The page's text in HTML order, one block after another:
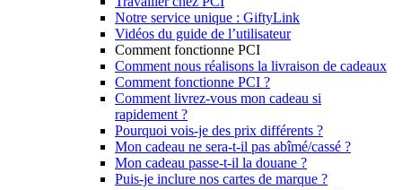
Notre service unique : GiftyLink
Vidéos du guide de l’utilisateur
Comment fonctionne PCI
Comment nous réalisons la livraison de cadeaux
Comment fonctionne PCI ?
Comment livrez-vous mon cadeau si
rapidement ?
Pourquoi vois-je des prix différents ?
Mon cadeau ne sera-t-il pas abîmé/cassé ?
Mon cadeau passe-t-il la douane ?
Puis-je inclure nos cartes de marque ?